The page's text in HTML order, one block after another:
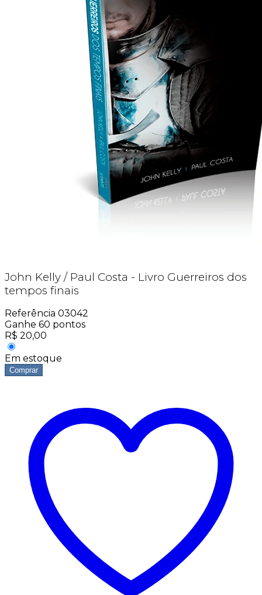
John Kelly / Paul Costa - Livro Guerreiros dos
tempos finais
Referência 03042
Ganhe 60 pontos
R$ 20,00
Em estoque
Comprar